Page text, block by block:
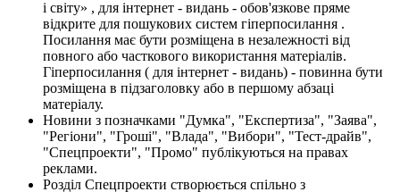
і світу» , для інтернет - видань - обов'язкове пряме
відкрите для пошукових систем гіперпосилання .
Посилання має бути розміщена в незалежності від
повного або часткового використання матеріалів.
Гіперпосилання ( для інтернет - видань) - повинна бути
розміщена в підзаголовку або в першому абзаці
матеріалу.
Новини з позначками "Думка", "Експертиза", "Заява",
"Регіони", "Гроші", "Влада", "Вибори", "Тест-драйв",
"Спецпроекти", "Промо" публікуються на правах
реклами.
Розділ Спецпроекти створюється спільно з